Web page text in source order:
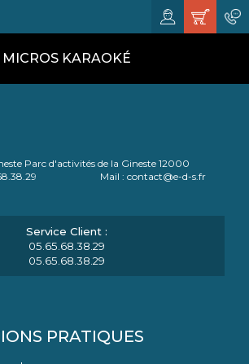
MICROS KARAOKÉ
Parc d'activités de la Gineste 12000
Mail : contact@e-d-s.fr
05.65.68.38.29
05.65.68.38.29
PRATIQUES